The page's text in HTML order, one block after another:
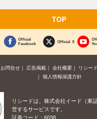
TOP
Official
Facebook
Official X
お問合せ 広告掲載 会社概要
リシー
個人情報保護方針
リシードは、株式会社イード（東
営するサービスです。
証券コード：6038